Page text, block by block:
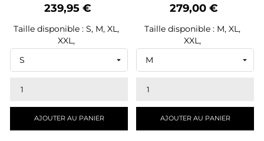
Prix
239,95 €
Taille disponible : S, M, XL,
XXL,
AJOUTER AU PANIER
Prix
279,00 €
Taille disponible : M, XL,
XXL,
AJOUTER AU PANIER